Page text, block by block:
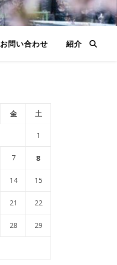
お問い合わせ 紹介
金 土
1
7 8
14 15
21 22
28 29